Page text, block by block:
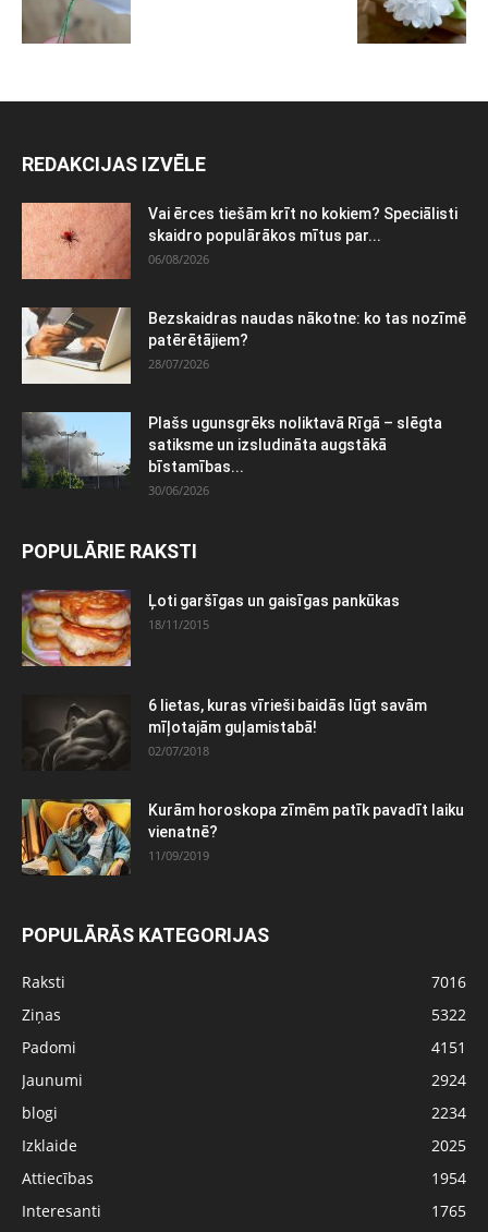
REDAKCIJAS IZVĒLE
Vai ērces tiešām krīt no kokiem? Speciālisti
skaidro populārākos mītus par...
06/08/2026
Bezskaidras naudas nākotne: ko tas nozīmē
patērētājiem?
28/07/2026
Plašs ugunsgrēks noliktavā Rīgā – slēgta
satiksme un izsludināta augstākā
bīstamības...
30/06/2026
POPULĀRIE RAKSTI
Ļoti garšīgas un gaisīgas pankūkas
18/11/2015
6 lietas, kuras vīrieši baidās lūgt savām
mīļotajām guļamistabā!
02/07/2018
Kurām horoskopa zīmēm patīk pavadīt laiku
vienatnē?
11/09/2019
POPULĀRĀS KATEGORIJAS
Raksti
7016
Ziņas
5322
Padomi
4151
Jaunumi
2924
blogi
2234
Izklaide
2025
Attiecības
1954
Interesanti
1765